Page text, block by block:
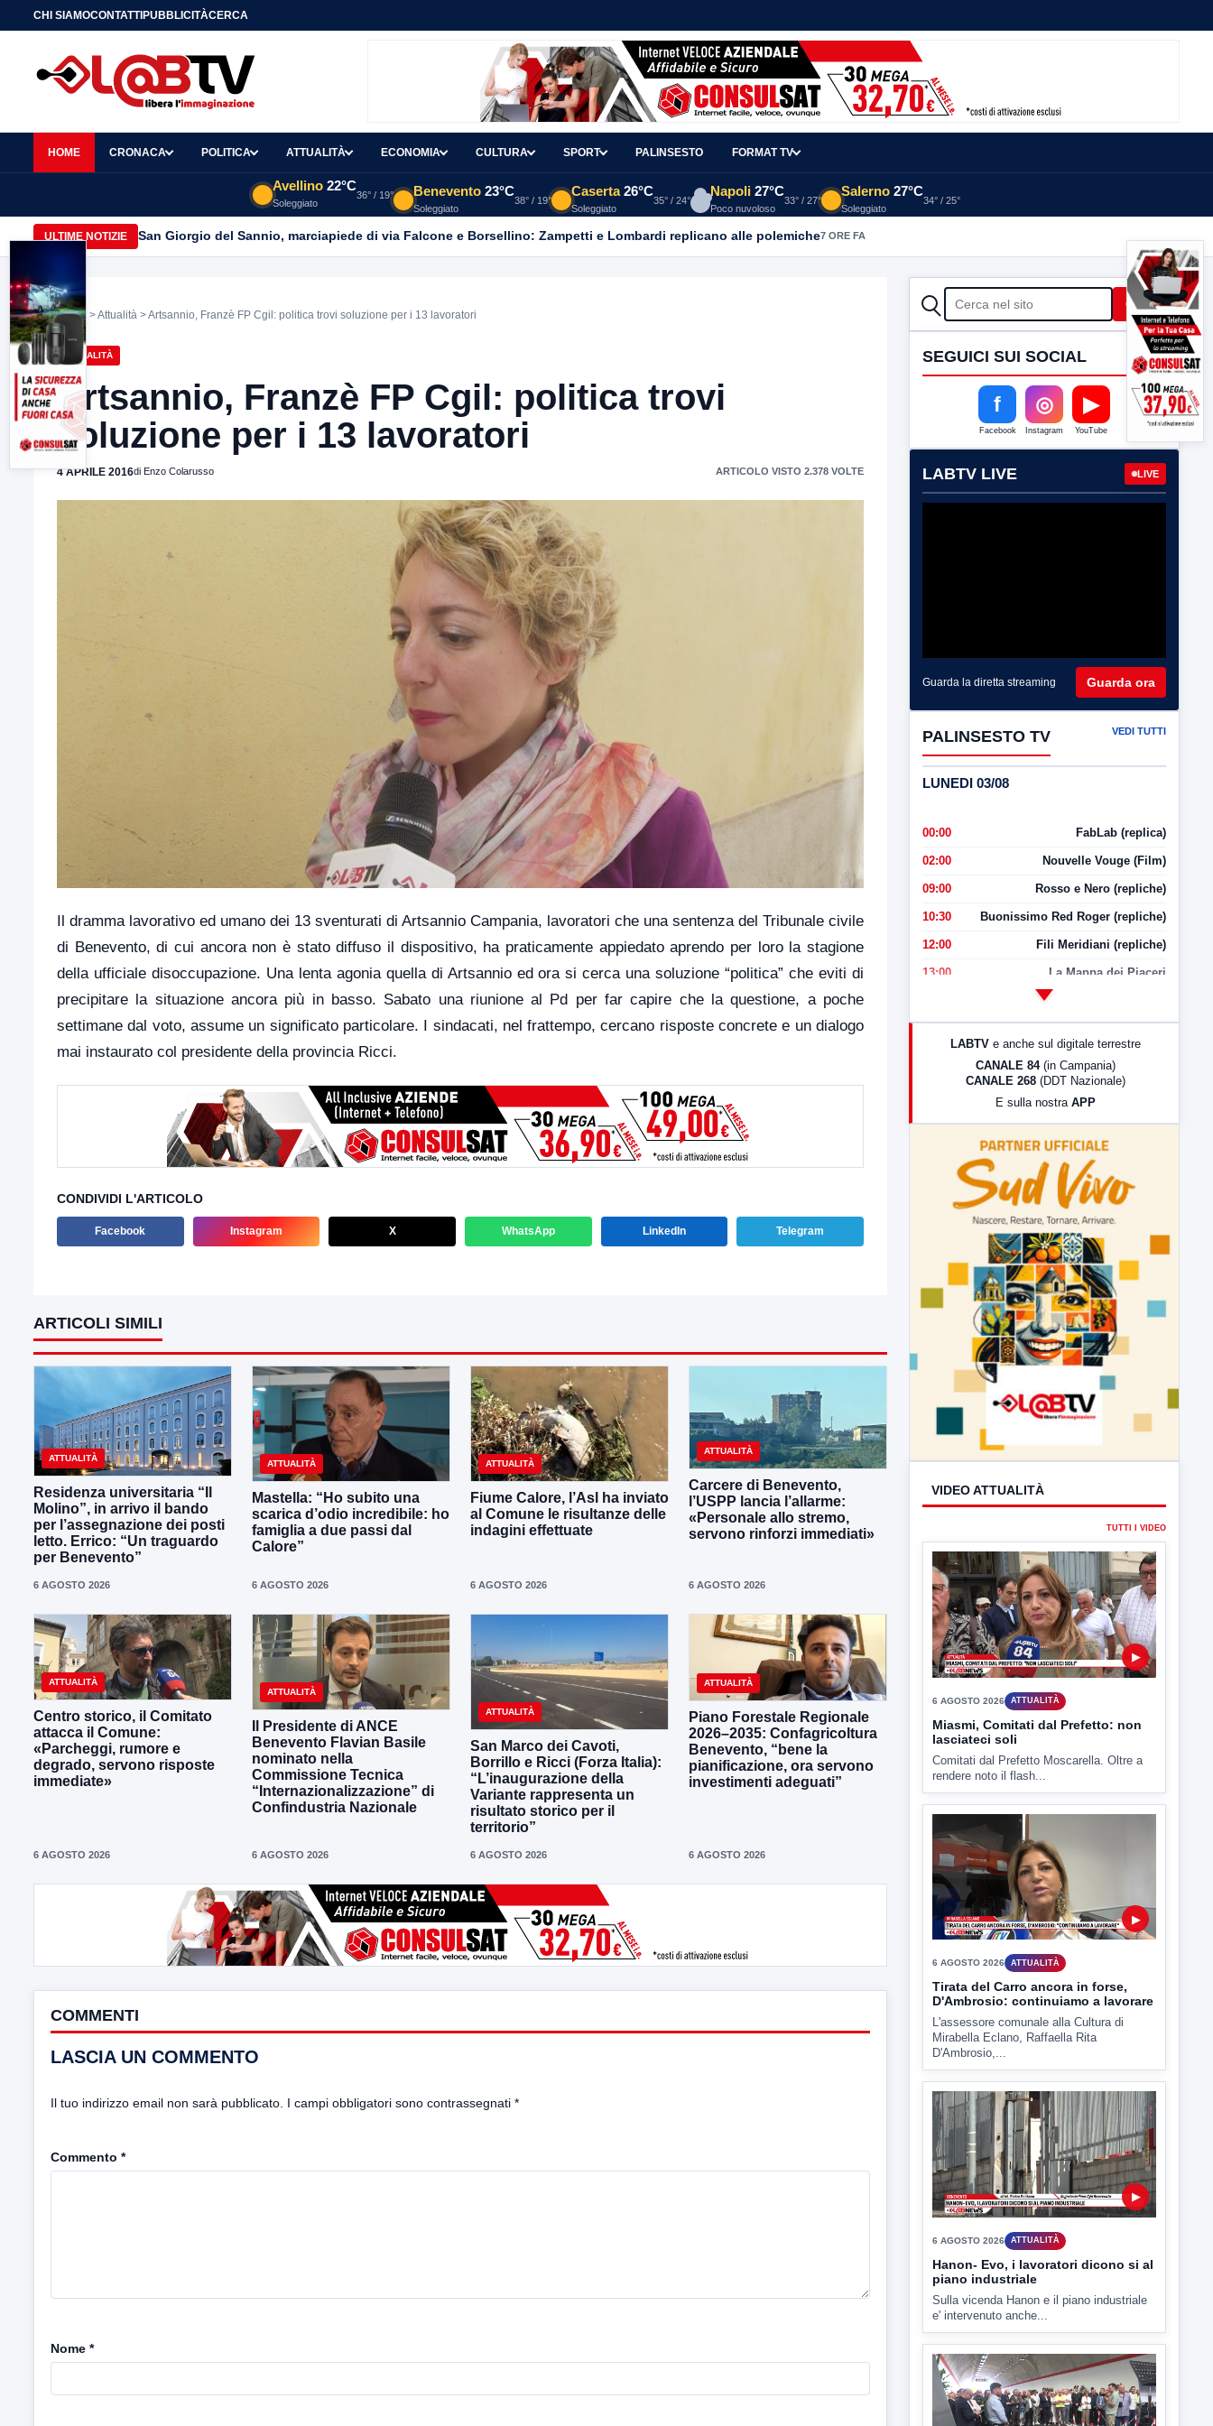
CHI SIAMOCONTATTIPUBBLICITÀCERCA
HOME CRONACA POLITICA ATTUALITÀ ECONOMIA CULTURA SPORT PALINSESTO FORMAT TV
Avellino 22°C
Soleggiato
36° / 19° Benevento 23°C
Soleggiato
38° / 19°
Caserta 26°C
Soleggiato
35° / 24°
Napoli 27°C
Poco nuvoloso
33° / 27°
Salerno 27°C
Soleggiato
34° / 25°
ULTIME NOTIZIE San Giorgio del Sannio, marciapiede di via Falcone e Borsellino: Zampetti e Lombardi replicano alle polemiche7 ORE FA
Home >Attualità > Artsannio, Franzè FP Cgil: politica trovi soluzione per i 13 lavoratori
ATTUALITÀ
Artsannio, Franzè FP Cgil: politica trovi
soluzione per i 13 lavoratori
4 APRILE 2016di Enzo Colarusso ARTICOLO VISTO 2.378 VOLTE
Il dramma lavorativo ed umano dei 13 sventurati di Artsannio Campania, lavoratori che una sentenza del Tribunale civile
di Benevento, di cui ancora non è stato diffuso il dispositivo, ha praticamente appiedato aprendo per loro la stagione
della ufficiale disoccupazione. Una lenta agonia quella di Artsannio ed ora si cerca una soluzione “politica” che eviti di
precipitare la situazione ancora più in basso. Sabato una riunione al Pd per far capire che la questione, a poche
settimane dal voto, assume un significato particolare. I sindacati, nel frattempo, cercano risposte concrete e un dialogo
mai instaurato col presidente della provincia Ricci.
CONDIVIDI L'ARTICOLO
Facebook Instagram X WhatsApp LinkedIn Telegram
ARTICOLI SIMILI
ATTUALITÀ
Residenza universitaria “Il
Molino”, in arrivo il bando
per l’assegnazione dei posti
letto. Errico: “Un traguardo
per Benevento”
6 AGOSTO 2026
ATTUALITÀ
Mastella: “Ho subito una
scarica d’odio incredibile: ho
famiglia a due passi dal
Calore”
6 AGOSTO 2026
ATTUALITÀ
Fiume Calore, l’Asl ha inviato
al Comune le risultanze delle
indagini effettuate
6 AGOSTO 2026
ATTUALITÀ
Carcere di Benevento,
l’USPP lancia l’allarme:
«Personale allo stremo,
servono rinforzi immediati»
6 AGOSTO 2026
ATTUALITÀ
Centro storico, il Comitato
attacca il Comune:
«Parcheggi, rumore e
degrado, servono risposte
immediate»
6 AGOSTO 2026
ATTUALITÀ
Il Presidente di ANCE
Benevento Flavian Basile
nominato nella
Commissione Tecnica
“Internazionalizzazione” di
Confindustria Nazionale
6 AGOSTO 2026
ATTUALITÀ
San Marco dei Cavoti,
Borrillo e Ricci (Forza Italia):
“L’inaugurazione della
Variante rappresenta un
risultato storico per il
territorio”
6 AGOSTO 2026
ATTUALITÀ
Piano Forestale Regionale
2026–2035: Confagricoltura
Benevento, “bene la
pianificazione, ora servono
investimenti adeguati”
6 AGOSTO 2026
COMMENTI
LASCIA UN COMMENTO
Il tuo indirizzo email non sarà pubblicato. I campi obbligatori sono contrassegnati *
Commento *
Nome *
CERCA Cerca
SEGUICI SUI SOCIAL
f
Facebook
◎
Instagram
▶
YouTube
LABTV LIVE LIVE
Guarda la diretta streaming Guarda ora
PALINSESTO TV VEDI TUTTI
LUNEDI 03/08
00:00 FabLab (replica)
02:00 Nouvelle Vouge (Film)
09:00 Rosso e Nero (repliche)
10:30 Buonissimo Red Roger (repliche)
12:00 Fili Meridiani (repliche)
13:00 La Mappa dei Piaceri
LabNews (Diretta)
LabNews (replica)
LABTV e anche sul digitale terrestre
CANALE 84 (in Campania)
CANALE 268 (DDT Nazionale)
E sulla nostra APP
VIDEO ATTUALITÀ
TUTTI I VIDEO
6 AGOSTO 2026 ATTUALITÀ
Miasmi, Comitati dal Prefetto: non
lasciateci soli
Comitati dal Prefetto Moscarella. Oltre a
rendere noto il flash...
Tirata del Carro ancora in forse,
D'Ambrosio: continuiamo a lavorare
L'assessore comunale alla Cultura di
Mirabella Eclano, Raffaella Rita
D'Ambrosio,...
6 AGOSTO 2026 ATTUALITÀ
Hanon- Evo, i lavoratori dicono si al
piano industriale
Sulla vicenda Hanon e il piano industriale